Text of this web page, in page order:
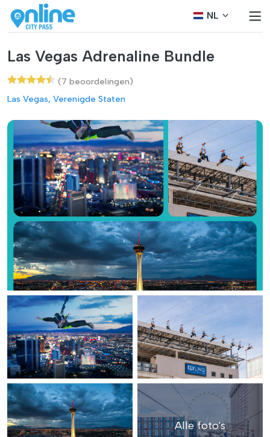
NL
Las Vegas Adrenaline Bundle
(7 beoordelingen)
Las Vegas, Verenigde Staten
Alle foto's